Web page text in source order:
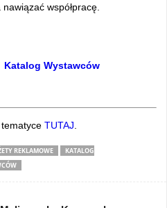
współpracę.
Katalog Wystawców
TUTAJ
REKLAMOWE
KATALOG